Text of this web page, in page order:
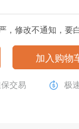
，修改不通知，要
加入购物
交易 极